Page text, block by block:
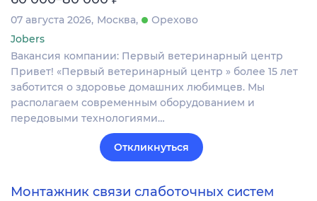
07 августа 2026 Москва
Орехово
Jobers
Вакансия компании: Первый ветеринарный центр
Привет! «Первый ветеринарный центр » более 15 лет
заботится о здоровье домашних любимцев. Мы
располагаем современным оборудованием и
передовыми технологиями…
Откликнуться
Монтажник связи слаботочных систем